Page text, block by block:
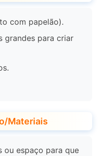
com papelão).
grandes para criar
Materiais
ou espaço para que